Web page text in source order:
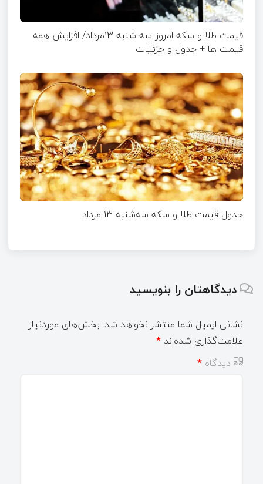
قیمت طلا و سکه امروز سه شنبه 13مرداد/ افزایش همه
قیمت ها + جدول و جزئیات
جدول قیمت طلا و سکه سه‌شنبه 13 مرداد
دیدگاهتان را بنویسید
نشانی ایمیل شما منتشر نخواهد شد. بخش‌های موردنیاز
علامت‌گذاری شده‌اند *
دیدگاه *